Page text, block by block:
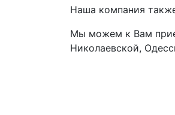
Наша компания
Мы можем к Вам
Николаевской,